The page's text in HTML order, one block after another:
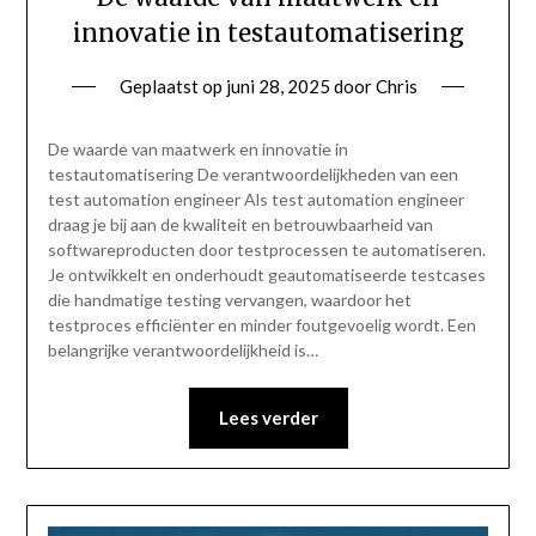
innovatie in testautomatisering
Geplaatst op juni 28, 2025 doorChris
De waarde van maatwerk en innovatie in
testautomatisering De verantwoordelijkheden van een
test automation engineer Als test automation engineer
draag je bij aan de kwaliteit en betrouwbaarheid van
softwareproducten door testprocessen te automatiseren.
Je ontwikkelt en onderhoudt geautomatiseerde testcases
die handmatige testing vervangen, waardoor het
testproces efficiënter en minder foutgevoelig wordt. Een
belangrijke verantwoordelijkheid is…
Lees verder